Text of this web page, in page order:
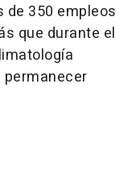
de 350 empleos
que durante el